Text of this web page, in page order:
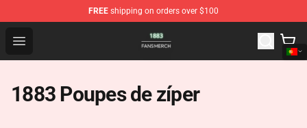
FREE shipping on orders over $100
Open menu
1883 Shop - Official 1883 Merchandise Store
1883 Poupes de zíper